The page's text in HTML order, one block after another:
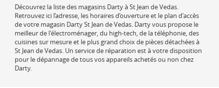
Découvrez la liste des magasins Darty à St Jean de Vedas.
Retrouvez ici l’adresse, les horaires d’ouverture et le plan d'accès
de votre magasin Darty St Jean de Vedas. Darty vous propose le
meilleur de l'électroménager, du high-tech, de la téléphonie, des
cuisines sur mesure et le plus grand choix de pièces détachées à
St Jean de Vedas. Un service de réparation est à votre disposition
pour le dépannage de tous vos appareils achetés ou non chez
Darty.